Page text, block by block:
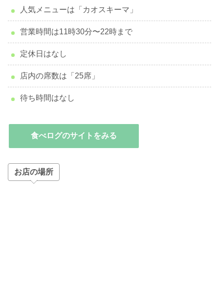
人気メニューは「カオスキーマ」
営業時間は11時30分〜22時まで
定休日はなし
店内の席数は「25席」
待ち時間はなし
食べログのサイトをみる
お店の場所